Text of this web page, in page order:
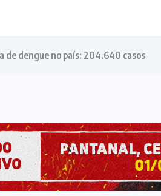
de dengue no país: 204.640 casos